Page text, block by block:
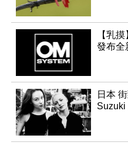
【乳
發布全
日本
Suzuki